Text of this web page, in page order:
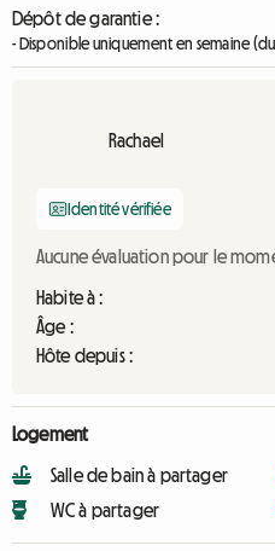
Dépôt de garantie :
- Disponible uniquement en semaine
Rachael
Identité vérifiée
Aucune évaluation pour le
Habite à :
Âge :
Hôte depuis :
Logement
Salle de bain à partager
WC à partager